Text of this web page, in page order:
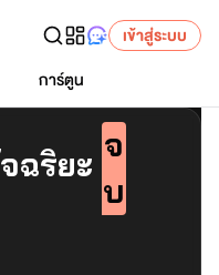
เข้าสู่ระบบ
การ์ตูน
ฉริยะ
จ
บ